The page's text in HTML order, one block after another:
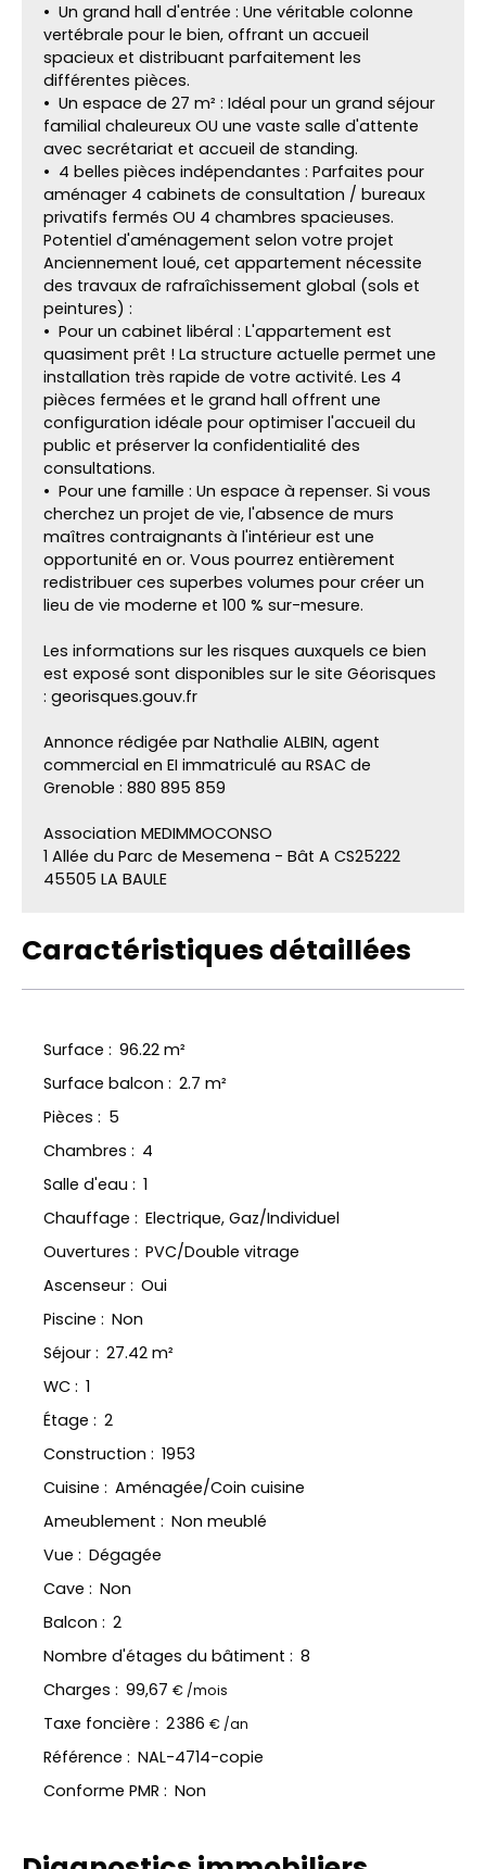
Un grand hall d'entrée : Une véritable colonne
vertébrale pour le bien, offrant un accueil
spacieux et distribuant parfaitement les
différentes pièces.
Un espace de 27 m² : Idéal pour un grand séjour
familial chaleureux OU une vaste salle d'attente
avec secrétariat et accueil de standing.
4 belles pièces indépendantes : Parfaites pour
aménager 4 cabinets de consultation / bureaux
privatifs fermés OU 4 chambres spacieuses.
Potentiel d'aménagement selon votre projet
Anciennement loué, cet appartement nécessite
des travaux de rafraîchissement global (sols et
peintures) :
Pour un cabinet libéral : L'appartement est
quasiment prêt ! La structure actuelle permet une
installation très rapide de votre activité. Les 4
pièces fermées et le grand hall offrent une
configuration idéale pour optimiser l'accueil du
public et préserver la confidentialité des
consultations.
Pour une famille : Un espace à repenser. Si vous
cherchez un projet de vie, l'absence de murs
maîtres contraignants à l'intérieur est une
opportunité en or. Vous pourrez entièrement
redistribuer ces superbes volumes pour créer un
lieu de vie moderne et 100 % sur-mesure.
Les informations sur les risques auxquels ce bien
est exposé sont disponibles sur le site Géorisques
: georisques.gouv.fr
Annonce rédigée par Nathalie ALBIN, agent
commercial en EI immatriculé au RSAC de
Grenoble : 880 895 859
Association MEDIMMOCONSO
1 Allée du Parc de Mesemena - Bât A CS25222
45505 LA BAULE
Caractéristiques détaillées
Surface : 96.22 m²
Surface balcon : 2.7 m²
Pièces : 5
Chambres : 4
Salle d'eau : 1
Chauffage : Electrique, Gaz/Individuel
Ouvertures : PVC/Double vitrage
Ascenseur : Oui
Piscine : Non
Séjour : 27.42 m²
WC : 1
Étage : 2
Construction : 1953
Cuisine : Aménagée/Coin cuisine
Ameublement : Non meublé
Vue : Dégagée
Cave : Non
Balcon : 2
Nombre d'étages du bâtiment : 8
Charges : 99,67 € /mois
Taxe foncière : 2 386 € /an
Référence : NAL-4714-copie
Conforme PMR : Non